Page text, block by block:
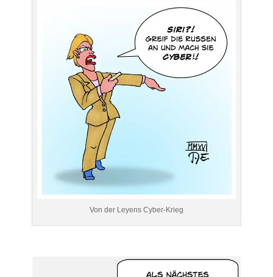
Von der Leyens Cyber-Krieg